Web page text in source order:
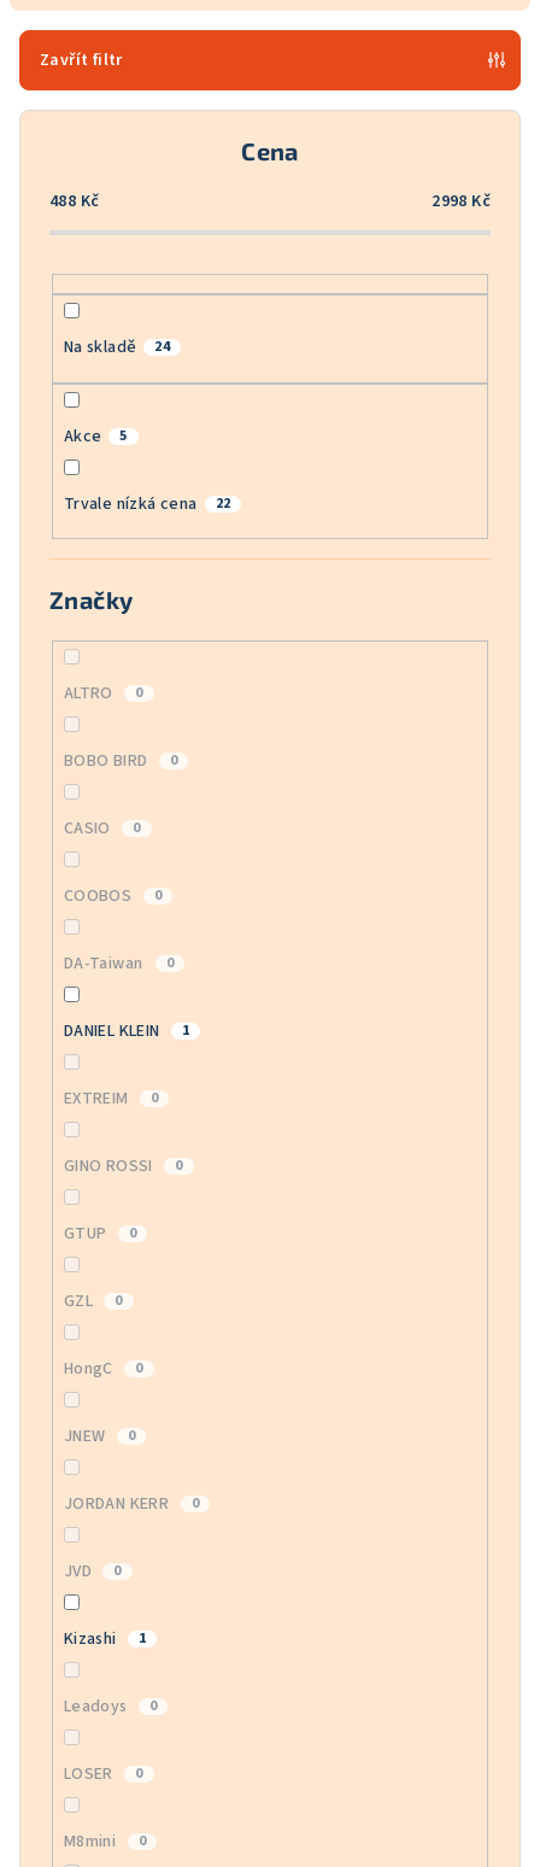
r
o
Zavřít filtr
Cena
488 Kč 2998 Kč
Na skladě 24
Akce 5
Trvale nízká cena 22
Značky
ALTRO 0
BOBO BIRD 0
CASIO 0
COOBOS 0
DA-Taiwan 0
DANIEL KLEIN 1
EXTREIM 0
GINO ROSSI 0
GTUP 0
GZL 0
HongC 0
JNEW 0
JORDAN KERR 0
JVD 0
Kizashi 1
Leadoys 0
LOSER 0
M8mini 0